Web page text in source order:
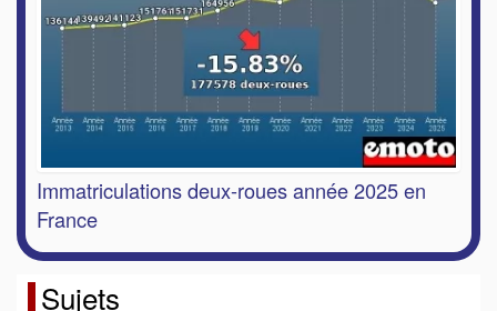
Immatriculations deux-roues année 2025 en
France
Sujets